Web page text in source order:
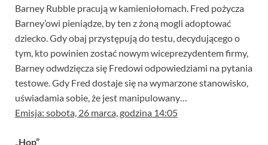
Barney Rubble pracują w kamieniołomach. Fred pożycza
Barney’owi pieniądze, by ten z żoną mogli adoptować
dziecko. Gdy obaj przystępują do testu, decydującego o
tym, kto powinien zostać nowym wiceprezydentem firmy,
Barney odwdzięcza się Fredowi odpowiedziami na pytania
testowe. Gdy Fred dostaje się na wymarzone stanowisko,
uświadamia sobie, że jest manipulowany…
Emisja: sobota, 26 marca, godzina 14:05
„Hop”